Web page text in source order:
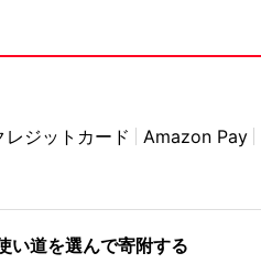
レジットカード Amazon Pay
い道を選んで寄附する